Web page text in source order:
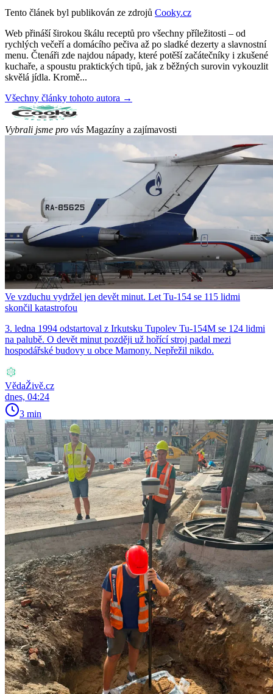
Tento článek byl publikován ze zdrojů Cooky.cz
Web přináší širokou škálu receptů pro všechny příležitosti – od
rychlých večeří a domácího pečiva až po sladké dezerty a slavnostní
menu. Čtenáři zde najdou nápady, které potěší začátečníky i zkušené
kuchaře, a spoustu praktických tipů, jak z běžných surovin vykouzlit
skvělá jídla. Kromě...
Všechny články tohoto autora →
Vybrali jsme pro vás Magazíny a zajímavosti
Ve vzduchu vydržel jen devět minut. Let Tu-154 se 115 lidmi
skončil katastrofou
3. ledna 1994 odstartoval z Irkutsku Tupolev Tu-154M se 124 lidmi
na palubě. O devět minut později už hořící stroj padal mezi
hospodářské budovy u obce Mamony. Nepřežil nikdo.
VědaŽivě.cz
dnes, 04:24
3 min